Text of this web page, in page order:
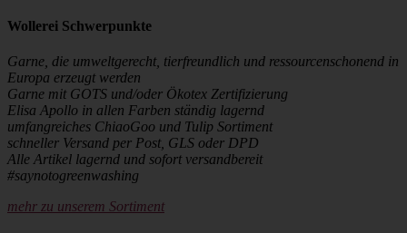
Wollerei Schwerpunkte
Garne, die umweltgerecht, tierfreundlich und ressourcenschonend in
Europa erzeugt werden
Garne mit GOTS und/oder Ökotex Zertifizierung
Elisa Apollo in allen Farben ständig lagernd
umfangreiches ChiaoGoo und Tulip Sortiment
schneller Versand per Post, GLS oder DPD
Alle Artikel lagernd und sofort versandbereit
#saynotogreenwashing
mehr zu unserem Sortiment